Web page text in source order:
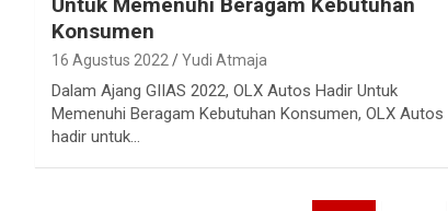
Untuk Memenuhi Beragam Kebutuhan
Konsumen
16 Agustus 2022 Yudi Atmaja
Dalam Ajang GIIAS 2022, OLX Autos Hadir Untuk
Memenuhi Beragam Kebutuhan Konsumen, OLX Autos
hadir untuk…